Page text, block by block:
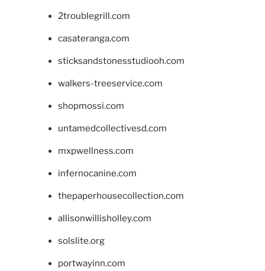
2troublegrill.com
casateranga.com
sticksandstonesstudiooh.com
walkers-treeservice.com
shopmossi.com
untamedcollectivesd.com
mxpwellness.com
infernocanine.com
thepaperhousecollection.com
allisonwillisholley.com
solslite.org
portwayinn.com